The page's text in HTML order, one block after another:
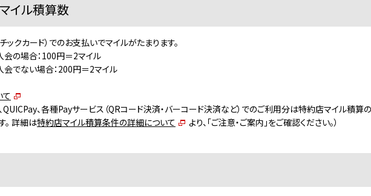
イル積算数
クカード）でのお支払いでマイルがたまります。
会の場合：100円＝2マイル
会でない場合：200円＝2マイル
、各種Payサービス（QRコード決済・バーコード決済など）でのご利用分は特約店マイル積算の
。 詳細は特約店マイル積算条件の詳細について より、「ご注意・ご案内」をご確認ください。）